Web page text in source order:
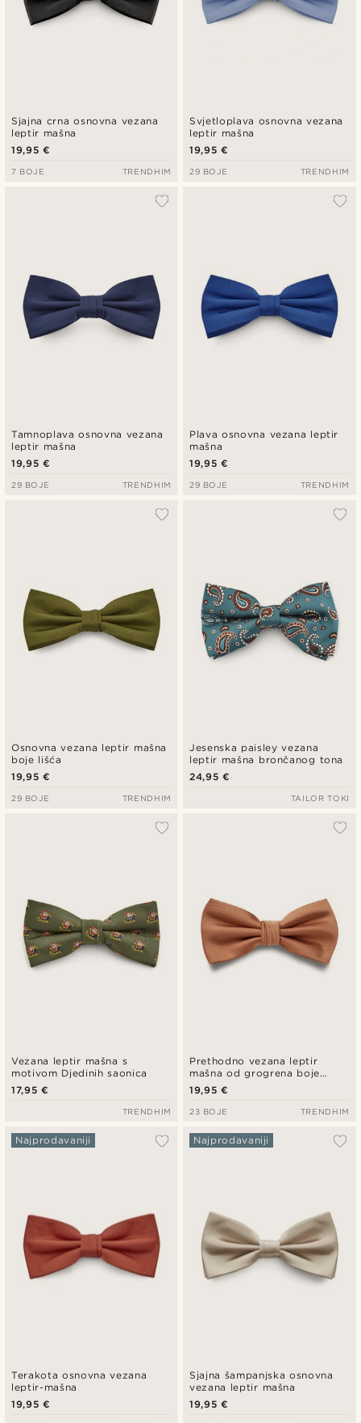
Sjajna crna osnovna vezana
leptir mašna
19,95 €
7 BOJE TRENDHIM
Svjetloplava osnovna vezana
leptir mašna
19,95 €
29 BOJE TRENDHIM
Tamnoplava osnovna vezana
leptir mašna
19,95 €
29 BOJE TRENDHIM
Plava osnovna vezana leptir
mašna
19,95 €
29 BOJE TRENDHIM
Osnovna vezana leptir mašna
boje lišća
19,95 €
29 BOJE TRENDHIM
Jesenska paisley vezana
leptir mašna brončanog tona
24,95 €
TAILOR TOKI
Vezana leptir mašna s
motivom Djedinih saonica
17,95 €
TRENDHIM
Prethodno vezana leptir
mašna od grogrena boje
konjaka
19,95 €
23 BOJE TRENDHIM
Terakota osnovna vezana
leptir-mašna
Najprodavaniji
19,95 €
Sjajna šampanjska osnovna
vezana leptir mašna
Najprodavaniji
19,95 €